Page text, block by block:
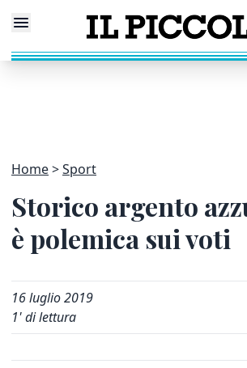
Home Sport
Storico argento
è polemica sui voti
16 luglio 2019
1' di lettura